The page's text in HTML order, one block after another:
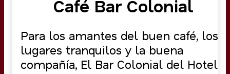
Café Bar Colonial
Para los amantes del buen café, los
lugares tranquilos y la buena
compañía, El Bar Colonial del Hotel